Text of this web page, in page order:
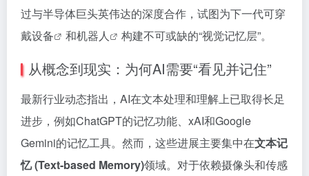
过与半导体巨头英伟达的深度合作，试图为下一代可穿
戴设备
和机器人 构建不可或缺的“视觉记忆层”。
从概念到现实：为何AI需要“看见并记住”
最新行业动态指出，AI在文本处理和理解上已取得长足
进步，例如ChatGPT的记忆功能、xAI和Google
Gemini的记忆工具。然而，这些进展主要集中在文本记
忆 (Text-based Memory)领域。对于依赖摄像头和传感